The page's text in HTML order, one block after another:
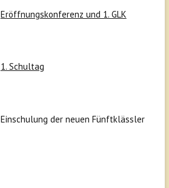
Eröffnungskonferenz und 1. GLK
1. Schultag
Einschulung der neuen Fünftklässler